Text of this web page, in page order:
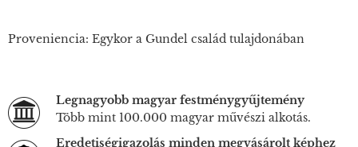
Proveniencia: Egykor a Gundel család tulajdonában
Legnagyobb magyar festménygyűjtemény
Több mint 100.000 magyar művészi alkotás.
Eredetiségigazolás minden megvásárolt képhez